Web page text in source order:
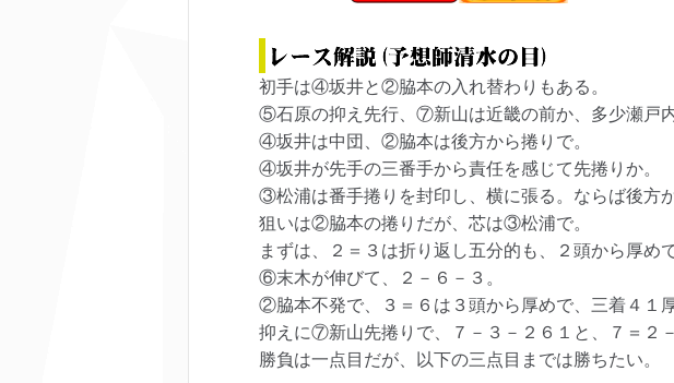
初手は④坂井と②脇本の入れ替わりもある。
⑤石原の抑え先行、⑦新山は近畿の前か、多少瀬戸内
④坂井は中団、②脇本は後方から捲りで。
④坂井が先手の三番手から責任を感じて先捲りか。
③松浦は番手捲りを封印し、横に張る。ならば後方
狙いは②脇本の捲りだが、芯は③松浦で。
まずは、２＝３は折り返し五分的も、２頭から厚め
⑥末木が伸びて、２－６－３。
②脇本不発で、３＝６は３頭から厚めで、三着４１
抑えに⑦新山先捲りで、７－３－２６１と、７＝２－
勝負は一点目だが、以下の三点目までは勝ちたい。